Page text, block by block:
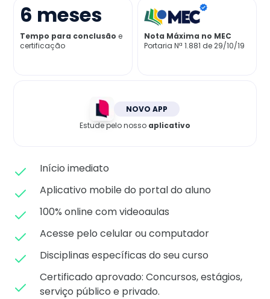
Preço
Já sou aluno
6 meses
Tempo para conclusão e
certificação
Nota Máxima no MEC
Portaria Nª 1.881 de 29/10/19
NOVO APP
Estude pelo nosso aplicativo
Início imediato
Aplicativo mobile do portal do aluno
100% online com videoaulas
Acesse pelo celular ou computador
Disciplinas específicas do seu curso
Certificado aprovado: Concursos, estágios,
serviço público e privado.